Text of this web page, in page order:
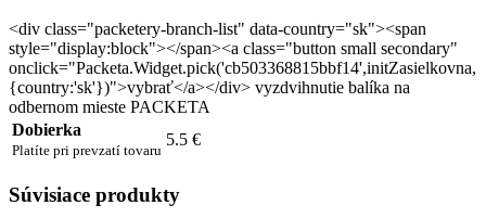
<div class="packetery-branch-list" data-country="sk"><span
style="display:block"></span><a class="button small secondary"
onclick="Packeta.Widget.pick('cb503368815bbf14',initZasielkovna,
{country:'sk'})">vybrať</a></div> vyzdvihnutie balíka na
odbernom mieste PACKETA
Dobierka
Platíte pri prevzatí tovaru
5.5 €
Súvisiace produkty